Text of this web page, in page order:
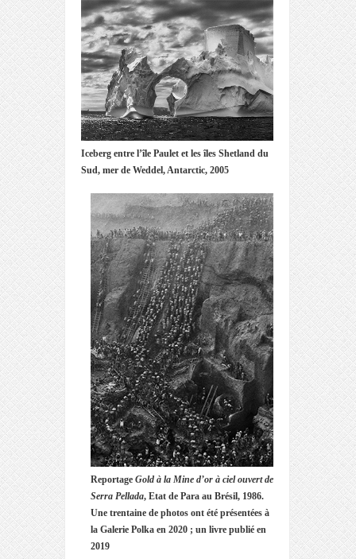
Iceberg entre l’île Paulet et les îles Shetland du
Sud, mer de Weddel, Antarctic, 2005
Reportage Gold à la Mine d’or à ciel ouvert de
Serra Pellada, Etat de Para au Brésil, 1986.
Une trentaine de photos ont été présentées à
la Galerie Polka en 2020 ; un livre publié en
2019